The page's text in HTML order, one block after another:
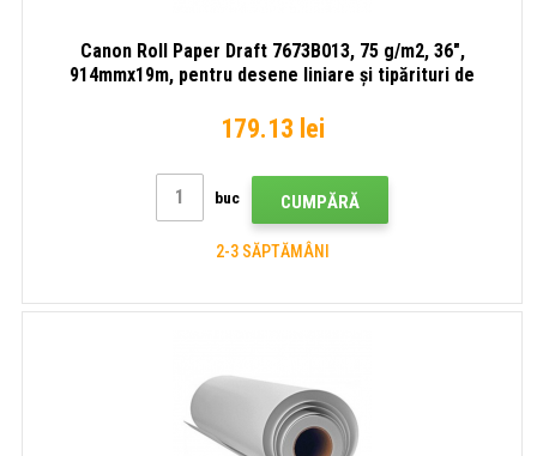
Canon Roll Paper Draft 7673B013, 75 g/m2, 36",
914mmx19m, pentru desene liniare și tipărituri de
179.13 lei
buc CUMPĂRĂ
2-3 SĂPTĂMÂNI